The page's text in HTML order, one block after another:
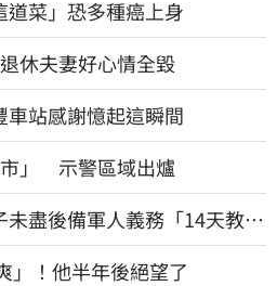
菜」恐多種癌上身
休夫妻好心情全毀
車站感謝憶起這瞬間
」 示警區域出爐
盡後備軍人義務「14天教召
」！他半年後絕望了